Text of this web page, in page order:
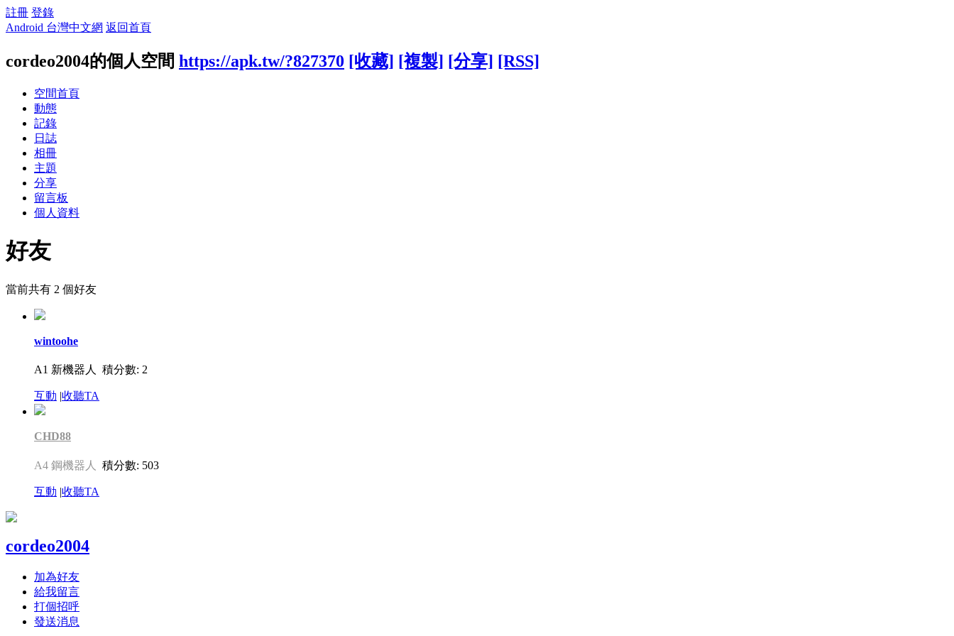
註冊 登錄
Android 台灣中文網 返回首頁
cordeo2004的個人空間 https://apk.tw/?827370 [收藏] [複製] [分享] [RSS]
空間首頁
動態
記錄
日誌
相冊
主題
分享
留言板
個人資料
好友
當前共有 2 個好友
wintoohe
A1 新機器人 積分數: 2
互動 |收聽TA
CHD88
A4 鋼機器人 積分數: 503
互動 |收聽TA
cordeo2004
加為好友
給我留言
打個招呼
發送消息